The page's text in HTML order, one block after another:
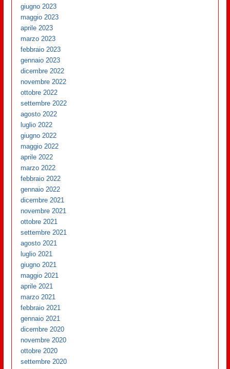
giugno 2023
maggio 2023
aprile 2023
marzo 2023
febbraio 2023
gennaio 2023
dicembre 2022
novembre 2022
ottobre 2022
settembre 2022
agosto 2022
luglio 2022
giugno 2022
maggio 2022
aprile 2022
marzo 2022
febbraio 2022
gennaio 2022
dicembre 2021
novembre 2021
ottobre 2021
settembre 2021
agosto 2021
luglio 2021
giugno 2021
maggio 2021
aprile 2021
marzo 2021
febbraio 2021
gennaio 2021
dicembre 2020
novembre 2020
ottobre 2020
settembre 2020